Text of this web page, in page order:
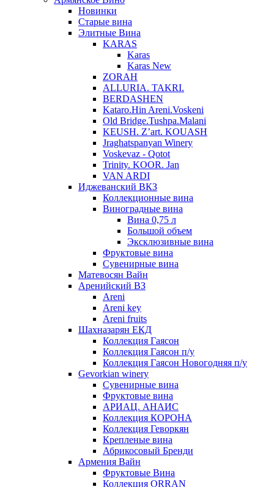
Новинки
Старые вина
Элитные Вина
KARAS
Karas
Karas New
ZORAH
ALLURIA. TAKRI.
BERDASHEN
Kataro.Hin Areni.Voskeni
Old Bridge.Tushpa.Malani
KEUSH. Z’art. KOUASH
Jraghatspanyan Winery
Voskevaz - Qotot
Trinity. KOOR. Jan
VAN ARDI
Иджеванский ВКЗ
Коллекционные вина
Виноградные вина
Вина 0,75 л
Большой объем
Эксклюзивные вина
Фруктовые вина
Cувенирные вина
Матевосян Вайн
Аренийский ВЗ
Areni
Areni key
Areni fruits
Шахназарян ЕКД
Коллекция Гаясон
Коллекция Гаясон п/у
Коллекция Гаясон Новогодняя п/у
Gevorkian winery
Сувенирные вина
Фруктовые вина
АРИАЦ. АНАИС
Коллекция КОРОНА
Коллекция Геворкян
Крепленые вина
Абрикосовый Бренди
Армения Вайн
Фруктовые Вина
Коллекция ORRAN